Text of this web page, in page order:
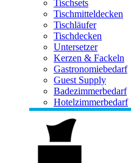
Tischsets
Tischmitteldecken
Tischläufer
Tischdecken
Untersetzer
Kerzen & Fackeln
Gastronomiebedarf
Guest Supply
Badezimmerbedarf
Hotelzimmerbedarf